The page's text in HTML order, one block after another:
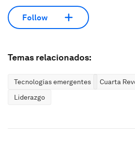
Follow
Temas relacionados:
Tecnologías emergentes
Cuarta
Liderazgo